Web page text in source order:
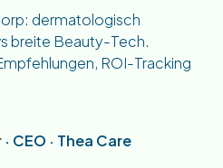
dermatologisch
breite Beauty-Tech.
ROI-Tracking
CEO · Thea Care